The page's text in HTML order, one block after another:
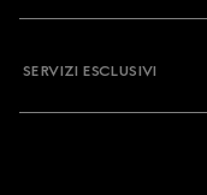
SERVIZI ESCLUSIVI